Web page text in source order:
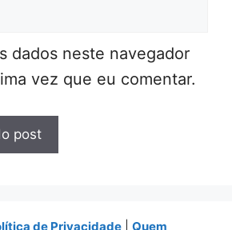
dados neste navegador
vez que eu comentar.
de Privacidade Quem